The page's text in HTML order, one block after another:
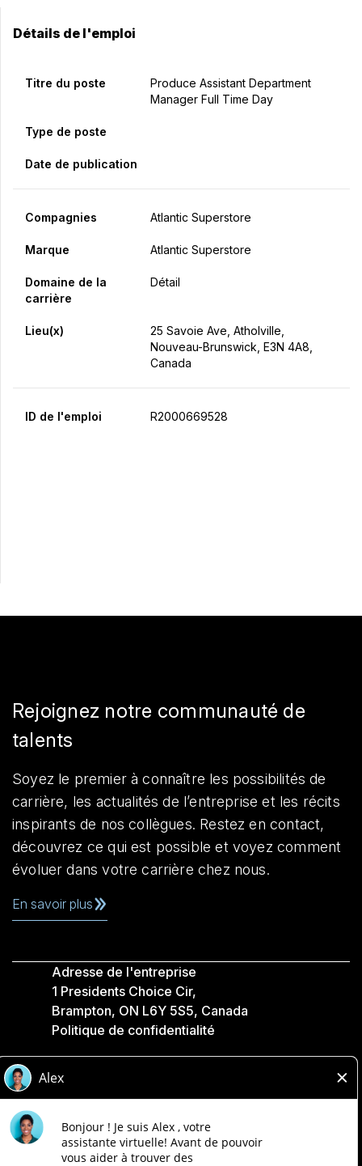
Détails de l'emploi
Titre du poste
Produce Assistant Department
Manager Full Time Day
Type de poste
Date de publication
Compagnies Atlantic Superstore
Marque Atlantic Superstore
Domaine de la
carrière
Détail
Lieu(x)
25 Savoie Ave, Atholville,
Nouveau-Brunswick, E3N 4A8,
Canada
ID de l'emploi R2000669528
Rejoignez notre communauté de
talents
Soyez le premier à connaître les possibilités de
carrière, les actualités de l’entreprise et les récits
inspirants de nos collègues. Restez en contact,
découvrez ce qui est possible et voyez comment
évoluer dans votre carrière chez nous.
En savoir plus
Adresse de l'entreprise
1 Presidents Choice Cir,
Brampton, ON L6Y 5S5, Canada
Politique de confidentialité
Accessibilité
Compagnies Loblaw